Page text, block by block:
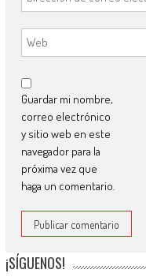
Guardar mi nombre,
correo electrónico
y sitio web en este
navegador para la
próxima vez que
haga un comentario.
¡SÍGUENOS!